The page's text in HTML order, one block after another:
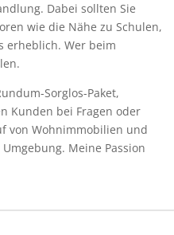
Dabei sollten Sie
wie die Nähe zu Schulen,
erheblich. Wer beim
Sorglos-Paket,
Kunden bei Fragen oder
von Wohnimmobilien und
Meine Passion